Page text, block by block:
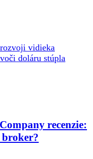
vidieka
doláru stúpla
recenzie: